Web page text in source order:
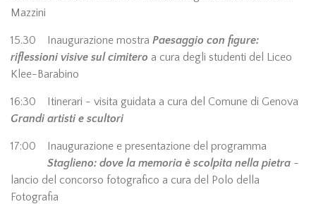
Mazzini
15.30 Inaugurazione mostra Paesaggio con figure:
riflessioni visive sul cimitero a cura degli studenti del Liceo
Klee-Barabino
16:30 Itinerari - visita guidata a cura del Comune di Genova
Grandi artisti e scultori
17:00 Inaugurazione e presentazione del programma
Staglieno: dove la memoria è scolpita nella pietra -
lancio del concorso fotografico a cura del Polo della
Fotografia